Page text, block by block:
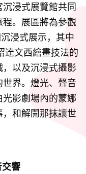
浸式展覽館共同
。展區將為參觀
浸式展示，其中
達文西繪畫技法的
以及沉浸式攝影
界。燈光、聲音
影劇場內的蒙娜
和解開那抹讓世
交響